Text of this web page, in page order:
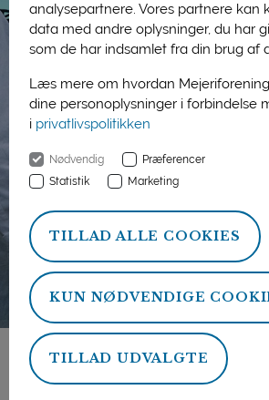
analysepartnere. Vores partnere kan
data med andre oplysninger, du har
som de har indsamlet fra din brug af
Læs mere om hvordan
dine personoplysninger i forbindelse
i privatlivspolitikken
Nødvendig
Præferencer
Statistik
Marketing
TILLAD ALLE COOKIES
KUN NØDVENDIGE
TILLAD UDVALGTE
Mejeriforeningens